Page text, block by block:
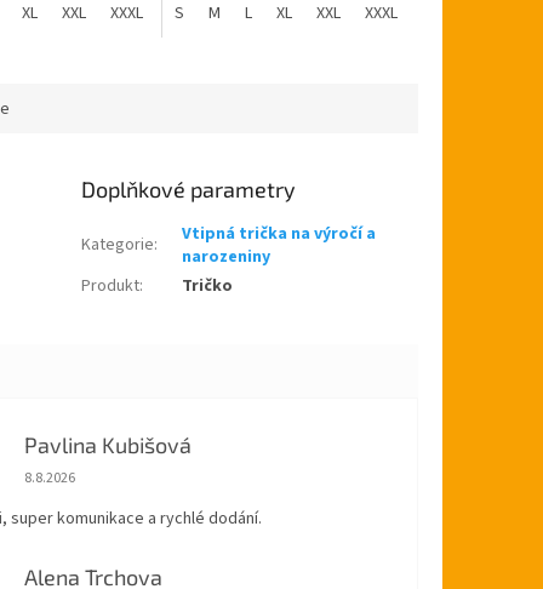
s obrázkem
XL XXL XXXL
České republice. Tričko s
S M L XL XXL XXXL
Doplňkové parametry
Kategorie:
Vtipná trička na výročí a
narozeniny
Produkt: Tričko
Pavlina Kubišová
Hodnocení obchodu je 5 z 5 hvězdiček.
8.8.2026
super komunikace a rychlé dodání.
Alena Trchova